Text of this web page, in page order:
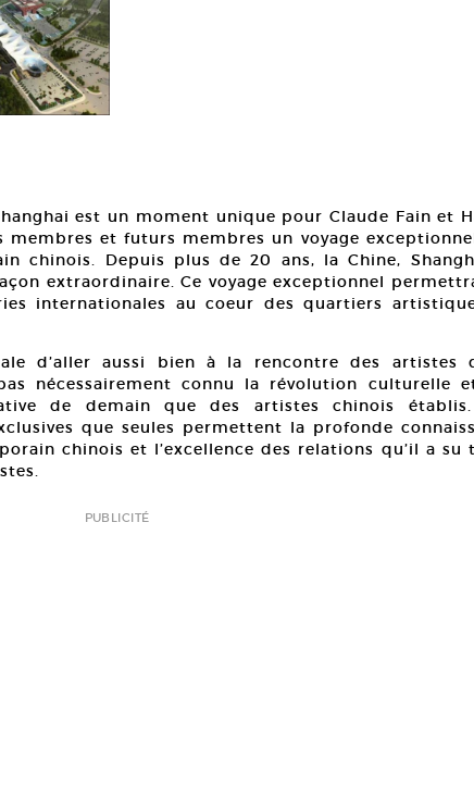
est un moment unique pour Claude Fain et
et futurs membres un voyage
chinois. Depuis plus de 20 ans, la Chine,
extraordinaire. Ce voyage exceptionnel
internationales au coeur des quartiers
d’aller aussi bien à la rencontre des artistes
nécessairement connu la révolution culturelle
de demain que des artistes chinois établis.
que seules permettent la profonde
chinois et l’excellence des relations qu’il a su
PUBLICITÉ